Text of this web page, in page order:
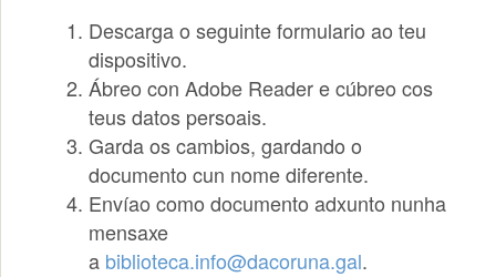
Descarga o seguinte formulario ao teu
dispositivo.
Ábreo con Adobe Reader e cúbreo cos
teus datos persoais.
Garda os cambios, gardando o
documento cun nome diferente.
Envíao como documento adxunto nunha
mensaxe
a biblioteca.info@dacoruna.gal.